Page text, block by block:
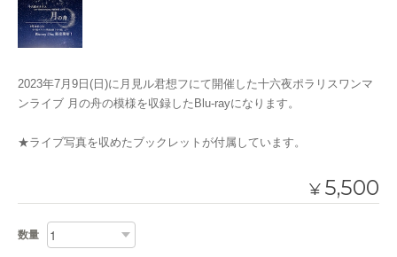
2023年7月9日(日)に月見ル君想フにて開催した十六夜ポラリスワンマ
ンライブ 月の舟の模様を収録したBlu-rayになります。
★ライブ写真を収めたブックレットが付属しています。
¥ 5,500
数量